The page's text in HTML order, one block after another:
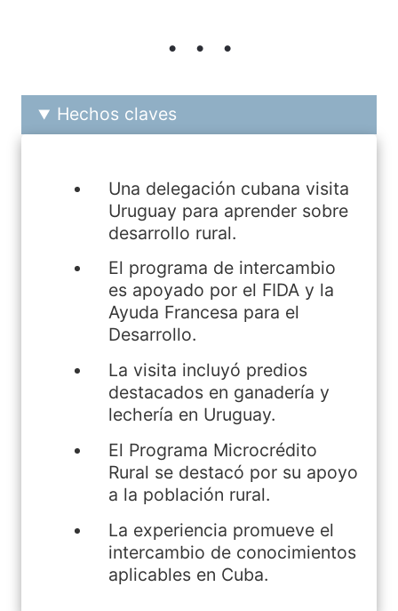
Hechos claves
Una delegación cubana visita
Uruguay para aprender sobre
desarrollo rural.
El programa de intercambio
es apoyado por el FIDA y la
Ayuda Francesa para el
Desarrollo.
La visita incluyó predios
destacados en ganadería y
lechería en Uruguay.
El Programa Microcrédito
Rural se destacó por su apoyo
a la población rural.
La experiencia promueve el
intercambio de conocimientos
aplicables en Cuba.